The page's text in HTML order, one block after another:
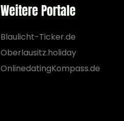
Weitere Portale
Blaulicht-Ticker.de
Oberlausitz.holiday
OnlinedatingKompass.de